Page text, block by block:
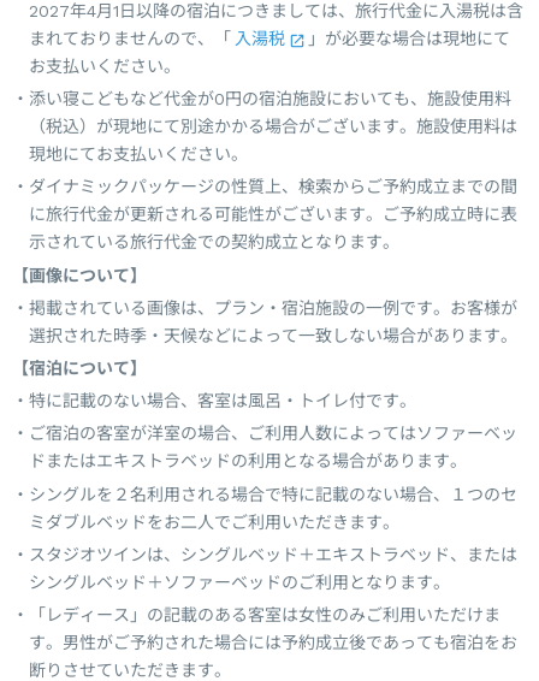
2027年4月1日以降の宿泊につきましては、旅行代金に入湯税は含
まれておりませんので、「 入湯税
」が必要な場合は現地にて
お支払いください。
添い寝こどもなど代金が0円の宿泊施設においても、施設使用料
（税込）が現地にて別途かかる場合がございます。施設使用料は
現地にてお支払いください。
ダイナミックパッケージの性質上、検索からご予約成立までの間
に旅行代金が更新される可能性がございます。ご予約成立時に表
示されている旅行代金での契約成立となります。
【画像について】
掲載されている画像は、プラン・宿泊施設の一例です。お客様が
選択された時季・天候などによって一致しない場合があります。
【宿泊について】
特に記載のない場合、客室は風呂・トイレ付です。
ご宿泊の客室が洋室の場合、ご利用人数によってはソファーベッ
ドまたはエキストラベッドの利用となる場合があります。
シングルを２名利用される場合で特に記載のない場合、１つのセ
ミダブルベッドをお二人でご利用いただきます。
スタジオツインは、シングルベッド＋エキストラベッド、または
シングルベッド＋ソファーベッドのご利用となります。
「レディース」の記載のある客室は女性のみご利用いただけま
す。男性がご予約された場合には予約成立後であっても宿泊をお
断りさせていただきます。